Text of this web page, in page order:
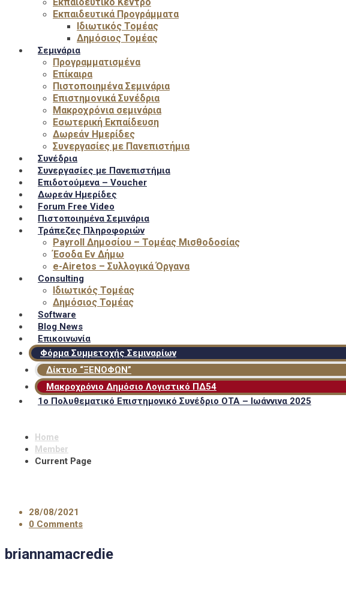
Εκπαιδευτικά Προγράμματα
Ιδιωτικός Τομέας
Δημόσιος Τομέας
Σεμινάρια
Προγραμματισμένα
Επίκαιρα
Πιστοποιημένα Σεμινάρια
Επιστημονικά Συνέδρια
Μακροχρόνια σεμινάρια
Εσωτερική Εκπαίδευση
Δωρεάν Ημερίδες
Συνεργασίες με Πανεπιστήμια
Συνέδρια
Συνεργασίες με Πανεπιστήμια
Επιδοτούμενα – Voucher
Δωρεάν Ημερίδες
Forum Free Video
Πιστοποιημένα Σεμινάρια
Τράπεζες Πληροφοριών
Payroll Δημοσίου – Τομέας Μισθοδοσίας
Έσοδα Εν Δήμω
e-Airetos – Συλλογικά Όργανα
Consulting
Ιδιωτικός Τομέας
Δημόσιος Τομέας
Software
Blog News
Επικοινωνία
Φόρμα Συμμετοχής Σεμιναρίων
Δίκτυο “ΞΕΝΟΦΩΝ”
Μακροχρόνιο Δημόσιο Λογιστικό ΠΔ54
1ο Πολυθεματικό Επιστημονικό Συνέδριο ΟΤΑ – Ιωάννινα 2025
Home
Member
Current Page
28/08/2021
0 Comments
briannamacredie